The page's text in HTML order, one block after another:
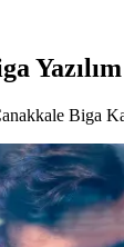
Biga